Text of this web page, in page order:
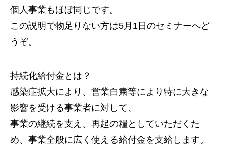
個人事業もほぼ同じです。
この説明で物足りない方は5月1日のセミナーへど
うぞ。
持続化給付金とは？
感染症拡大により、営業自粛等により特に大きな
影響を受ける事業者に対して、
事業の継続を支え、再起の糧としていただくた
め、事業全般に広く使える給付金を支給します。